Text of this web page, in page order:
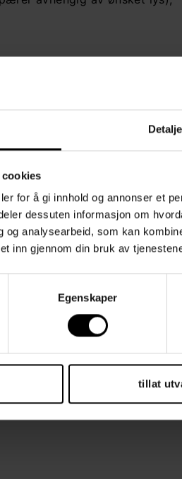
for å gi innhold og annonser et
dessuten informasjon om
og analysearbeid, som kan
inn gjennom din bruk av
Egenskaper
tillat